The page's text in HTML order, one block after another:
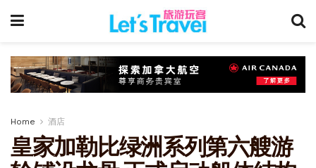
Home 酒店
皇家加勒比绿洲系列第六艘游